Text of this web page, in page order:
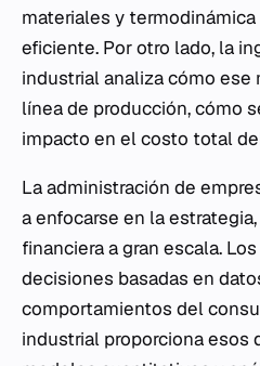
materiales y
eficiente. Por otro lado, la
industrial analiza cómo ese
línea de producción, cómo
impacto en el costo total
La administración de
a enfocarse en la
financiera a gran escala.
decisiones basadas en
comportamientos del
industrial proporciona esos